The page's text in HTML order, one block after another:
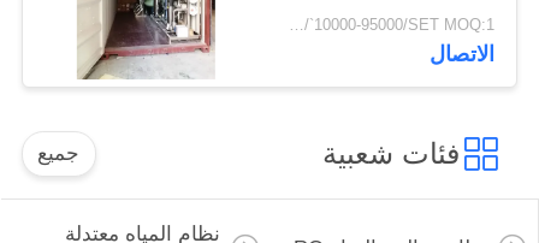
معالجة مياه الآبار الجوفية
في حاوية متنقلة
USD/`10000-95000/SET MOQ:1 مجموعة
الاتصال
فئات شعبية جميع
نظام المياه معتدلة